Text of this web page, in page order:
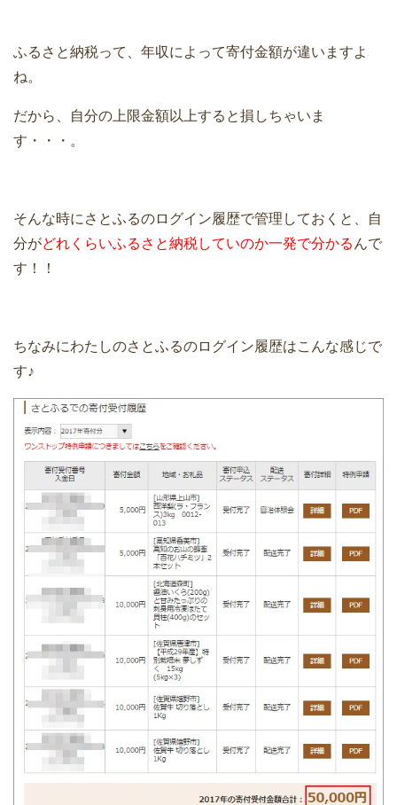
ふるさと納税って、年収によって寄付金額が違いますよ
ね。
だから、自分の上限金額以上すると損しちゃいま
す・・・。
そんな時にさとふるのログイン履歴で管理しておくと、自
分がどれくらいふるさと納税していのか一発で分かる んで
す！！
ちなみにわたしのさとふるのログイン履歴はこんな感じで
す♪